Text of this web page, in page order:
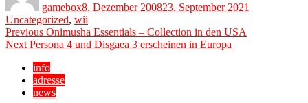
gamebox8. Dezember 200823. September 2021
Uncategorized, wii
Beitragsnavigation
Previous Previous
post:
Onimusha Essentials – Collection in den USA
Next Next
Persona 4 und Disgaea 3 erscheinen in Europa
info
adresse
news